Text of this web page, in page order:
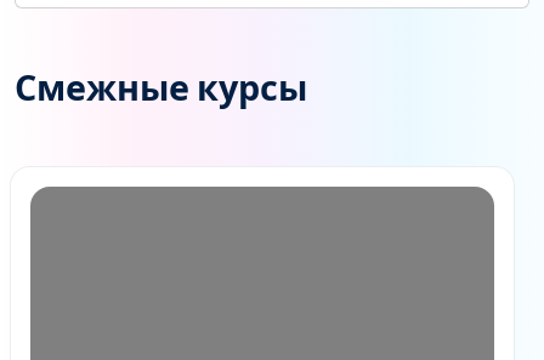
Смежные курсы